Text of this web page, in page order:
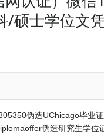
硕士学位文
伪造UChicago毕
伪造研究生学